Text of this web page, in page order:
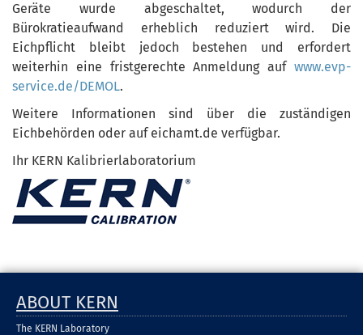
Geräte wurde abgeschaltet, wodurch der
Bürokratieaufwand erheblich reduziert wird. Die
Eichpflicht bleibt jedoch bestehen und erfordert
weiterhin eine fristgerechte Anmeldung auf www.evp-
service.de/DEMOL.
Weitere Informationen sind über die zuständigen
Eichbehörden oder auf eichamt.de verfügbar.
Ihr KERN Kalibrierlaboratorium
ABOUT KERN
The KERN Laboratory